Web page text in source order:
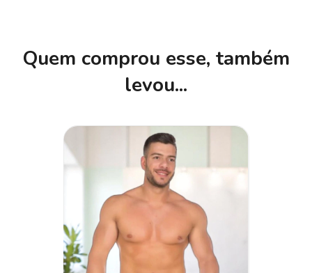
Quem comprou esse, também
levou...